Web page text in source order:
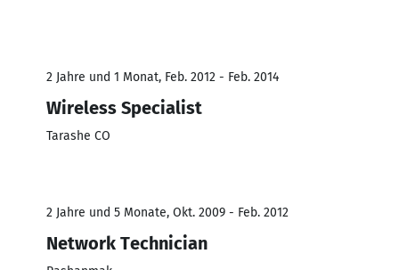
2 Jahre und 1 Monat, Feb. 2012 - Feb. 2014
Wireless Specialist
Tarashe CO
2 Jahre und 5 Monate, Okt. 2009 - Feb. 2012
Network Technician